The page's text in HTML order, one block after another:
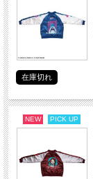
在庫切れ
NEW PICK UP